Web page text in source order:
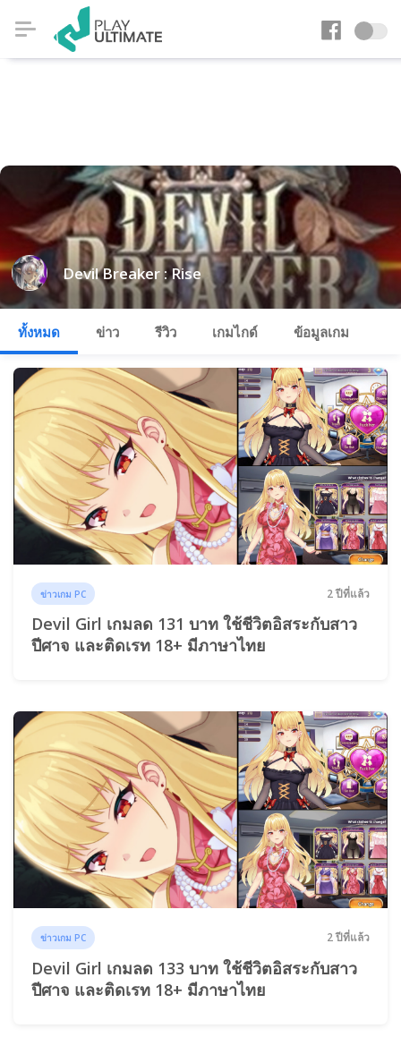
Devil Breaker : Rise
ทั้งหมด ข่าว รีวิว เกมไกด์ ข้อมูลเกม
ข่าวเกม PC 2 ปีที่แล้ว
Devil Girl เกมลด 131 บาท ใช้ชีวิตอิสระกับสาว
ปีศาจ และติดเรท 18+ มีภาษาไทย
ข่าวเกม PC 2 ปีที่แล้ว
Devil Girl เกมลด 133 บาท ใช้ชีวิตอิสระกับสาว
ปีศาจ และติดเรท 18+ มีภาษาไทย